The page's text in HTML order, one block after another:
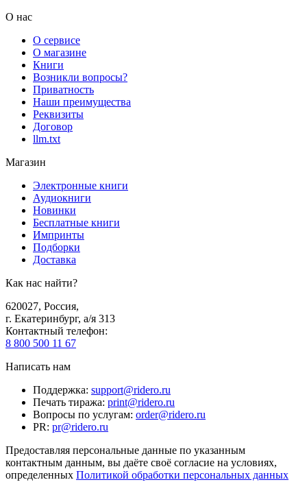
О нас
О сервисе
О магазине
Книги
Возникли вопросы?
Приватность
Наши преимущества
Реквизиты
Договор
llm.txt
Магазин
Электронные книги
Аудиокниги
Новинки
Бесплатные книги
Импринты
Подборки
Доставка
Как нас найти?
620027, Россия,
г. Екатеринбург, а/я 313
Контактный телефон:
8 800 500 11 67
Написать нам
Поддержка: support@ridero.ru
Печать тиража: print@ridero.ru
Вопросы по услугам: order@ridero.ru
PR: pr@ridero.ru
Предоставляя персональные данные по указанным
контактным данным, вы даёте своё согласие на условиях,
определенных Политикой обработки персональных данных